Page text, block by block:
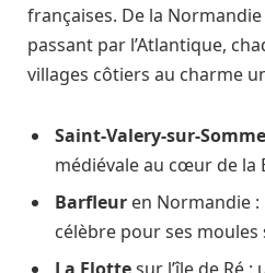
françaises. De la Normandie
passant par l’Atlantique,
villages côtiers au charme
Saint-Valery-sur-Somme
médiévale au cœur de la
Barfleur en Normandie
célèbre pour ses moules